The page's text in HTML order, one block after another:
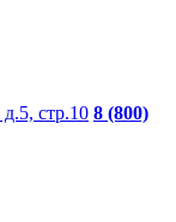
стр.10 8 (800)